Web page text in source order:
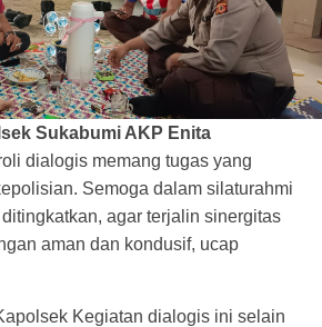
Sukabumi AKP Enita
dialogis memang tugas yang
Semoga dalam silaturahmi
agar terjalin sinergitas
aman dan kondusif, ucap
Kegiatan dialogis ini selain